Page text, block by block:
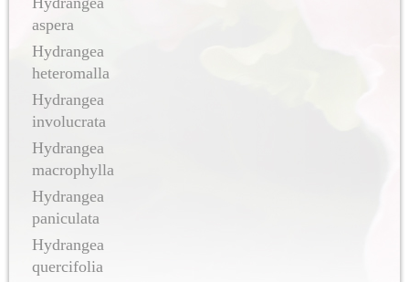
aspera
Hydrangea
heteromalla
Hydrangea
involucrata
Hydrangea
macrophylla
Hydrangea
paniculata
Hydrangea
quercifolia